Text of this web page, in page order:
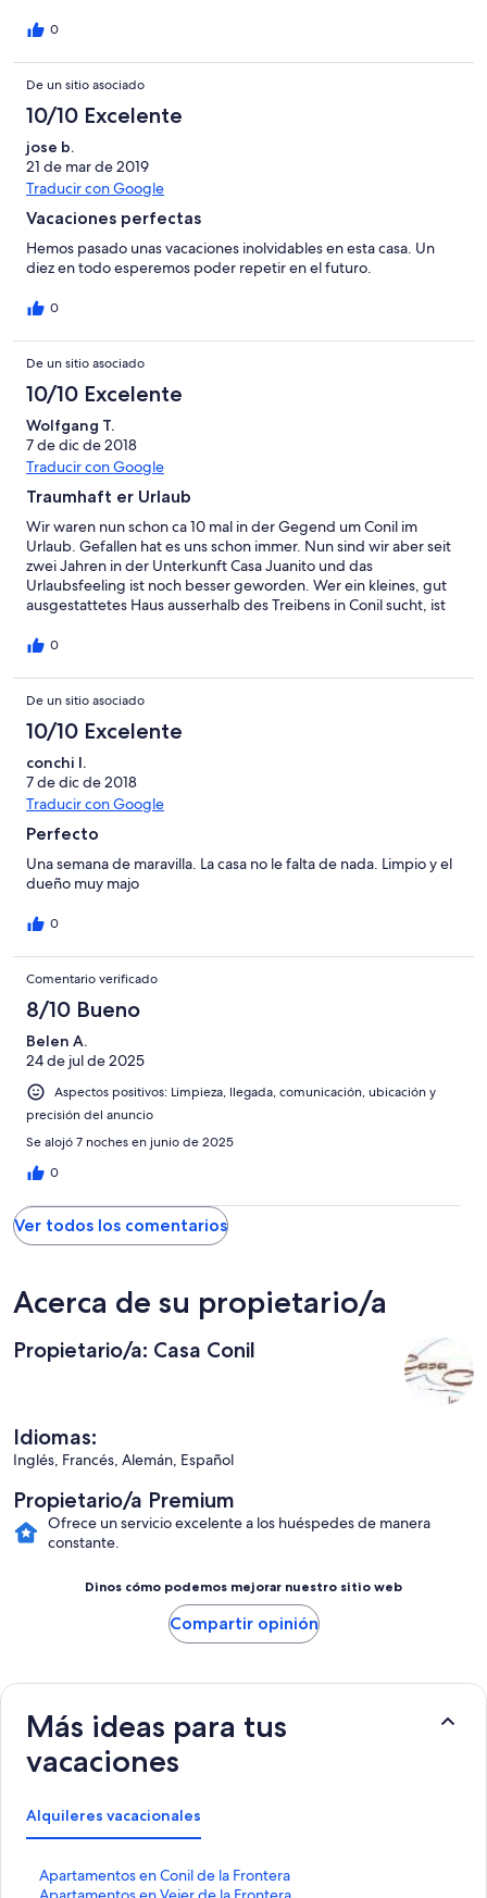
Hähne und Hunde das Morgengeheule bzw Gekrähe losgehen,
nicht zu heiße Tage und Nächte Ende Oktober hatten konnten
wir die Fenster schließen. Uns haben die wunderschönen
Strände , Buchten und Pinienwälder, sowie die interessanten
Städtchen und weißen Dörfer angesprochen und könnten uns
vorstellen in einigen Jahren nochmals im Casa Junanito zu
wohnen. Liebe Grüßé
0
De un sitio asociado
10/10 Excelente
jose b.
21 de mar de 2019
Traducir con Google
Vacaciones perfectas
Hemos pasado unas vacaciones inolvidables en esta casa. Un
diez en todo esperemos poder repetir en el futuro.
0
De un sitio asociado
10/10 Excelente
Wolfgang T.
7 de dic de 2018
Traducir con Google
Traumhaft er Urlaub
Wir waren nun schon ca 10 mal in der Gegend um Conil im
Urlaub. Gefallen hat es uns schon immer. Nun sind wir aber seit
zwei Jahren in der Unterkunft Casa Juanito und das
Urlaubsfeeling ist noch besser geworden. Wer ein kleines, gut
ausgestattetes Haus ausserhalb des Treibens in Conil sucht, ist
Organisation der Unterkunft könnte besser nicht sein. Schade,
Kommunikation auf deutsch oder englisch nicht möglich ist -
liegt aber uns, dass wir kein spanisch sprechen. Also alles toll in
der Unterkunft Casa Juanito
0
De un sitio asociado
10/10 Excelente
conchi l.
7 de dic de 2018
Traducir con Google
Perfecto
Una semana de maravilla. La casa no le falta de nada. Limpio y el
dueño muy majo
0
Comentario verificado
8/10 Bueno
Belen A.
24 de jul de 2025
Aspectos positivos: Limpieza, llegada, comunicación, ubicación y
precisión del anuncio
Se alojó 7 noches en junio de 2025
0
Ver todos los comentarios
Acerca de su propietario/a
Propietario/a: Casa Conil
Idiomas:
Inglés, Francés, Alemán, Español
Propietario/a Premium
Ofrece un servicio excelente a los huéspedes de manera
constante.
Dinos cómo podemos mejorar nuestro sitio web
Compartir opinión
Más ideas para tus
vacaciones
Alquileres vacacionales
Apartamentos en Conil de la Frontera
E
n
E